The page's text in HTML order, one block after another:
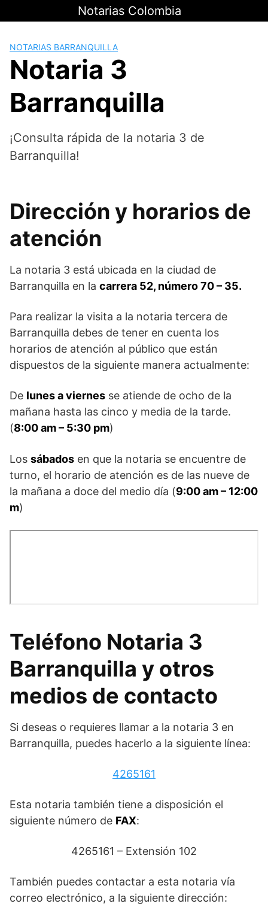
al
Notarias Colombia
NOTARIAS BARRANQUILLA
Notaria 3
Barranquilla
¡Consulta rápida de la notaria 3 de
Barranquilla!
Dirección y horarios de
atención
La notaria 3 está ubicada en la ciudad de
Barranquilla en la carrera 52, número 70 – 35.
Para realizar la visita a la notaria tercera de
Barranquilla debes de tener en cuenta los
horarios de atención al público que están
dispuestos de la siguiente manera actualmente:
De lunes a viernes se atiende de ocho de la
mañana hasta las cinco y media de la tarde.
(8:00 am – 5:30 pm)
Los sábados en que la notaria se encuentre de
turno, el horario de atención es de las nueve de
la mañana a doce del medio día (9:00 am – 12:00
m)
Teléfono Notaria 3
Barranquilla y otros
medios de contacto
Si deseas o requieres llamar a la notaria 3 en
Barranquilla, puedes hacerlo a la siguiente línea:
4265161
Esta notaria también tiene a disposición el
siguiente número de FAX:
4265161 – Extensión 102
También puedes contactar a esta notaria vía
correo electrónico, a la siguiente dirección: